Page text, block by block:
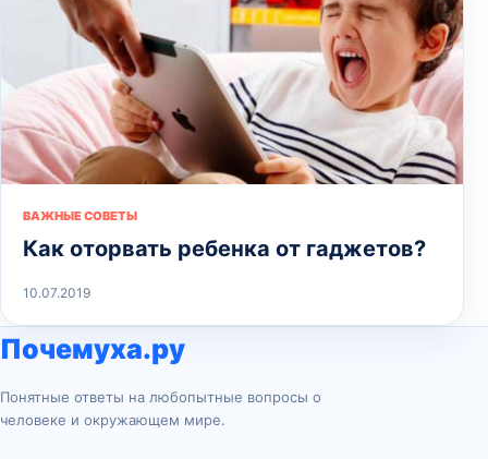
ВАЖНЫЕ СОВЕТЫ
Как оторвать ребенка от гаджетов?
10.07.2019
Почемуха.ру
Понятные ответы на любопытные вопросы о
человеке и окружающем мире.